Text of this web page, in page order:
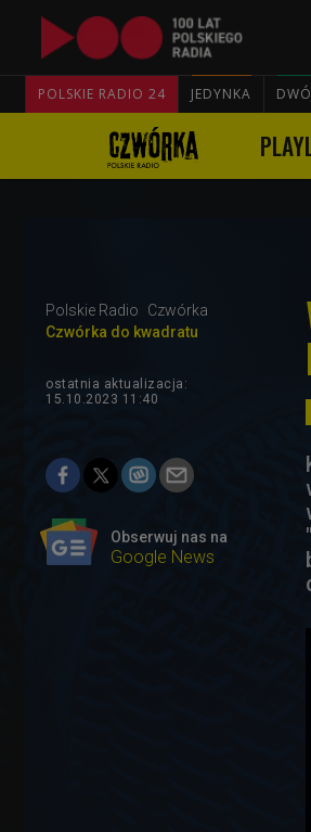
POLSKIE RADIO 24 JEDYNKA
Polskie Radio
Czwórka
Czwórka do kwadratu
ostatnia aktualizacja:
15.10.2023 11:40
Obserwuj nas na
Google News